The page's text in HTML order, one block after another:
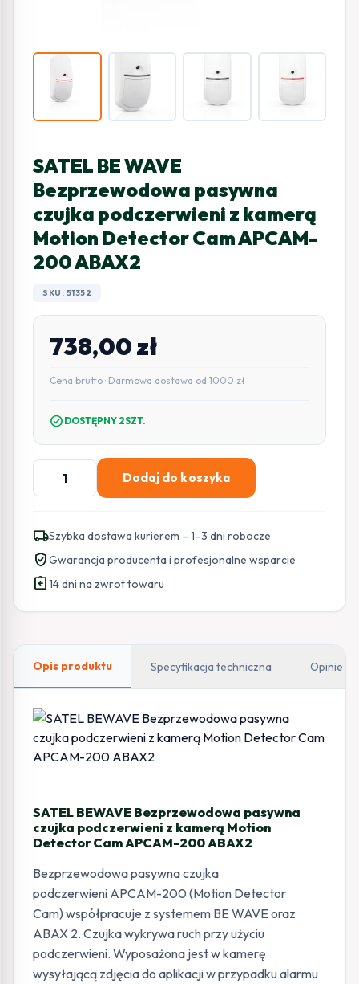
SATEL BE WAVE
Bezprzewodowa pasywna
czujka podczerwieni z kamerą
Motion Detector Cam APCAM-
200 ABAX2
SKU: 51352
738,00zł
Cena brutto · Darmowa dostawa od 1000 zł
check_circle DOSTĘPNY 2SZT.
ilość
SATEL
Bezprzewodowa
pasywna
czujka
Motion
APCAM-
200
ABAX2
Dodaj do koszyka
local_shippingSzybka dostawa kurierem – 1–3 dni robocze
verified_userGwarancja producenta i profesjonalne wsparcie
assignment_return14 dni na zwrot towaru
Opis produktu Specyfikacja techniczna Opinie
SATEL BEWAVE Bezprzewodowa pasywna
czujka podczerwieni z kamerą Motion
Detector Cam APCAM-200 ABAX2
Bezprzewodowa pasywna czujka
podczerwieni APCAM-200 (Motion Detector
Cam) współpracuje z systemem BE WAVE oraz
ABAX 2. Czujka wykrywa ruch przy użyciu
podczerwieni. Wyposażona jest w kamerę
wysyłającą zdjęcia do aplikacji w przypadku alarmu